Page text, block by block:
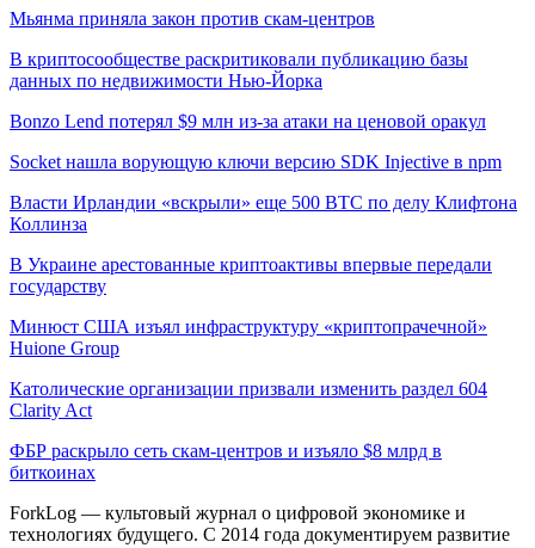
Мьянма приняла закон против скам-центров
В криптосообществе раскритиковали публикацию базы
данных по недвижимости Нью-Йорка
Bonzo Lend потерял $9 млн из-за атаки на ценовой оракул
Socket нашла ворующую ключи версию SDK Injective в npm
Власти Ирландии «вскрыли» еще 500 BTC по делу Клифтона
Коллинза
В Украине арестованные криптоактивы впервые передали
государству
Минюст США изъял инфраструктуру «криптопрачечной»
Huione Group
Католические организации призвали изменить раздел 604
Clarity Act
ФБР раскрыло сеть скам-центров и изъяло $8 млрд в
биткоинах
ForkLog — культовый журнал о цифровой экономике и
технологиях будущего. С 2014 года документируем развитие